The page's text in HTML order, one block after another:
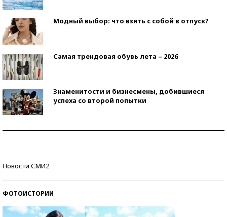
Модный выбор: что взять с собой в отпуск?
Самая трендовая обувь лета – 2026
Знаменитости и бизнесмены, добившиеся
успеха со второй попытки
Новости СМИ2
ФОТОИСТОРИИ